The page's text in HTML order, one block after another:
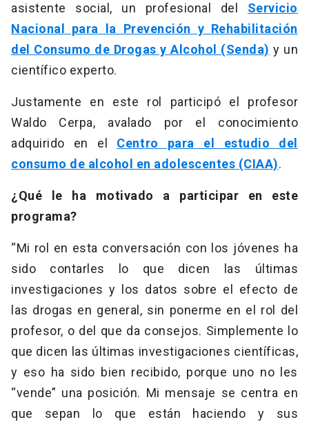
asistente social, un profesional del Servicio
Nacional para la Prevención y Rehabilitación
del Consumo de Drogas y Alcohol (Senda) y un
científico experto.
Justamente en este rol participó el profesor
Waldo Cerpa, avalado por el conocimiento
adquirido en el Centro para el estudio del
consumo de alcohol en adolescentes (CIAA).
¿Qué le ha motivado a participar en este
programa?
“Mi rol en esta conversación con los jóvenes ha
sido contarles lo que dicen las últimas
investigaciones y los datos sobre el efecto de
las drogas en general, sin ponerme en el rol del
profesor, o del que da consejos. Simplemente lo
que dicen las últimas investigaciones científicas,
y eso ha sido bien recibido, porque uno no les
“vende” una posición. Mi mensaje se centra en
que sepan lo que están haciendo y sus